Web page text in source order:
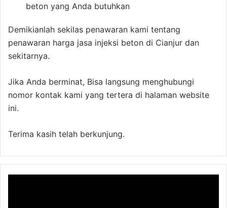
beton yang Anda butuhkan
Demikianlah sekilas penawaran kami tentang
penawaran harga jasa injeksi beton di Cianjur dan
sekitarnya.
Jika Anda berminat, Bisa langsung menghubungi
nomor kontak kami yang tertera di halaman website
ini.
Terima kasih telah berkunjung.